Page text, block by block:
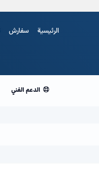
الرئيسية سفارش
الدعم الفني